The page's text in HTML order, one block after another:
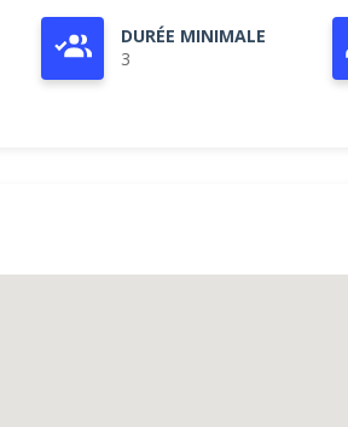
DURÉE MINIMALE
3